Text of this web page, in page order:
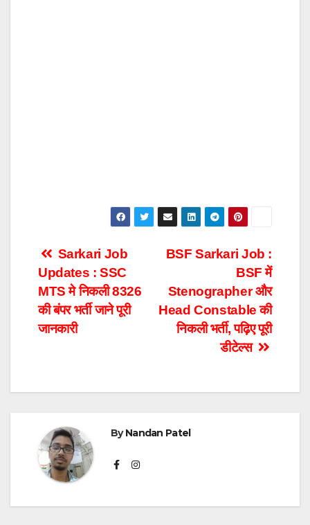
Post
navigation
BSF Sarkari Job :
BSF में
Stenographer और
Head Constable की
निकली भर्ती, पढ़िए पूरी
डीटेल्स
Sarkari Job
Updates : SSC
MTS मे निकली 8326
की बंपर भर्ती जाने पूरी
जानकारी
ByNandan Patel